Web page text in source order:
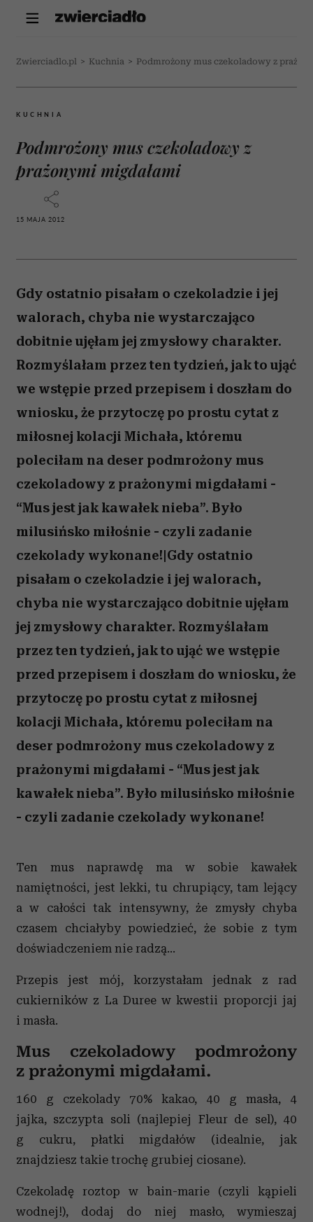
Zwierciadlo.pl > Kuchnia > Podmrożony mus czekoladowy z
KUCHNIA
Podmrożony mus czekoladowy z
prażonymi migdałami
15 MAJA 2012
Gdy ostatnio pisałam o czekoladzie i jej
walorach, chyba nie wystarczająco
dobitnie ujęłam jej zmysłowy charakter.
Rozmyślałam przez ten tydzień, jak to ująć
we wstępie przed przepisem i doszłam do
wniosku, że przytoczę po prostu cytat z
miłosnej kolacji Michała, któremu
poleciłam na deser podmrożony mus
czekoladowy z prażonymi migdałami -
“Mus jest jak kawałek nieba”. Było
milusińsko miłośnie - czyli zadanie
czekolady wykonane!|Gdy ostatnio
pisałam o czekoladzie i jej walorach,
chyba nie wystarczająco dobitnie ujęłam
jej zmysłowy charakter. Rozmyślałam
przez ten tydzień, jak to ująć we wstępie
przed przepisem i doszłam do wniosku, że
przytoczę po prostu cytat z miłosnej
kolacji Michała, któremu poleciłam na
deser podmrożony mus czekoladowy z
prażonymi migdałami - “Mus jest jak
kawałek nieba”. Było milusińsko miłośnie
- czyli zadanie czekolady wykonane!
Ten mus naprawdę ma w sobie kawałek
namiętności, jest lekki, tu chrupiący, tam lejący
a w całości tak intensywny, że zmysły chyba
czasem chciałyby powiedzieć, że sobie z tym
doświadczeniem nie radzą...
Przepis jest mój, korzystałam jednak z rad
cukierników z La Duree w kwestii proporcji jaj
i masła.
Mus czekoladowy podmrożony
z prażonymi migdałami.
160 g czekolady 70% kakao, 40 g masła, 4
jajka, szczypta soli (najlepiej Fleur de sel), 40
g cukru, płatki migdałów (idealnie, jak
znajdziesz takie trochę grubiej ciosane).
Czekoladę roztop w bain-marie (czyli kąpieli
wodnej!), dodaj do niej masło, wymieszaj